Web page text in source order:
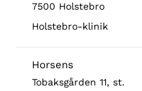
7500 Holstebro
Holstebro-klinik
Horsens
Tobaksgården 11, st.